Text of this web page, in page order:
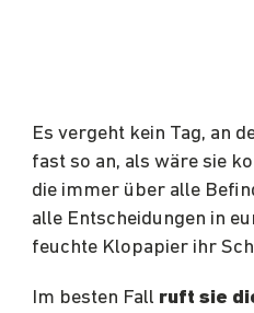
Es vergeht kein Tag, an
fast so an, als wäre sie
die immer über alle
alle Entscheidungen in
feuchte Klopapier ihr
Im besten Fall ruft sie